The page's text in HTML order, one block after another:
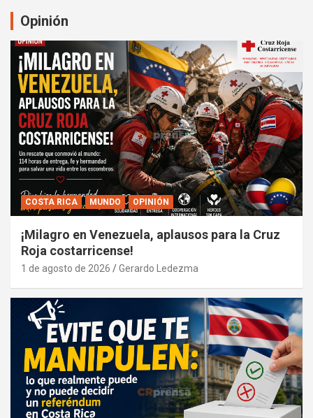
Opinión
COSTA RICA MUNDO OPINIÓN
¡Milagro en Venezuela, aplausos para la Cruz
Roja costarricense!
1 de agosto de 2026 Gerardo Ledezma